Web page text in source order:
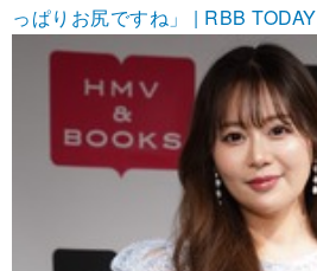
っぱりお尻ですね」 | RBB TODAY